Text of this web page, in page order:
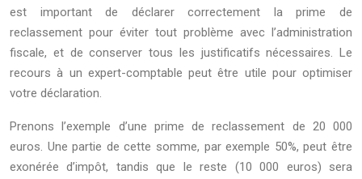
est important de déclarer correctement la prime de
reclassement pour éviter tout problème avec l’administration
fiscale, et de conserver tous les justificatifs nécessaires. Le
recours à un expert-comptable peut être utile pour optimiser
votre déclaration.
Prenons l’exemple d’une prime de reclassement de 20 000
euros. Une partie de cette somme, par exemple 50%, peut être
exonérée d’impôt, tandis que le reste (10 000 euros) sera